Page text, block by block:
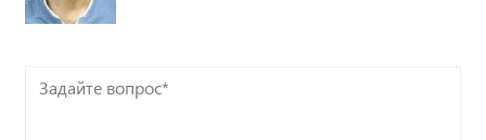
Задайте
вопрос*